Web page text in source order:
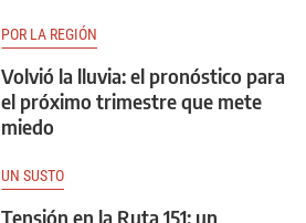
POR LA REGIÓN
Volvió la lluvia: el pronóstico para
el próximo trimestre que mete
miedo
UN SUSTO
Tensión en la Ruta 151: un